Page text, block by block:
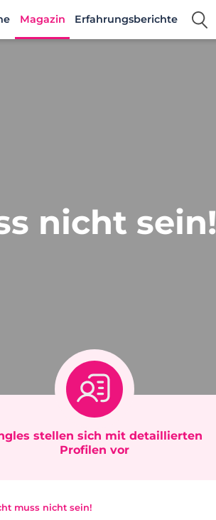
Magazin Erfahrungsberichte
nicht sein!
stellen sich mit detaillierten
Profilen vor
muss nicht sein!